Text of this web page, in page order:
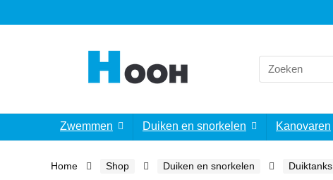
Search
for:
Zwemmen Duiken en snorkelen Kanovaren
Home Shop Duiken en snorkelen Duiktanks